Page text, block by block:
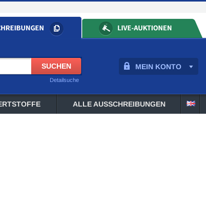
MEIN KONTO
Detailsuche
ALLE AUSSCHREIBUNGEN